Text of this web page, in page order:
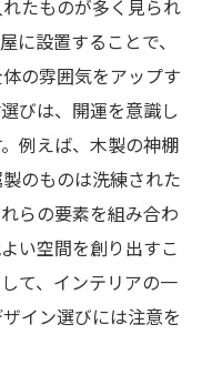
たものが多く見られ
に設置することで、
の雰囲気をアップす
びは、開運を意識し
例えば、木製の神棚
のものは洗練された
らの要素を組み合わ
い空間を創り出すこ
て、インテリアの一
イン選びには注意を